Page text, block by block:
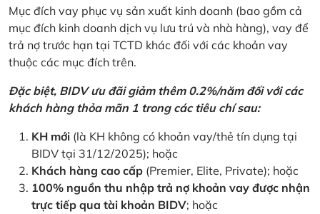
Mục đích vay phục vụ sản xuất kinh doanh (bao gồm cả
mục đích kinh doanh dịch vụ lưu trú và nhà hàng), vay để
trả nợ trước hạn tại TCTD khác đối với các khoản vay
thuộc các mục đích trên.
Đặc biệt, BIDV ưu đãi giảm thêm 0.2%/năm đối với các
khách hàng thỏa mãn 1 trong các tiêu chí sau:
KH mới (là KH không có khoản vay/thẻ tín dụng tại
BIDV tại 31/12/2025); hoặc
Khách hàng cao cấp (Premier, Elite, Private); hoặc
100% nguồn thu nhập trả nợ khoản vay được nhận
trực tiếp qua tài khoản BIDV; hoặc